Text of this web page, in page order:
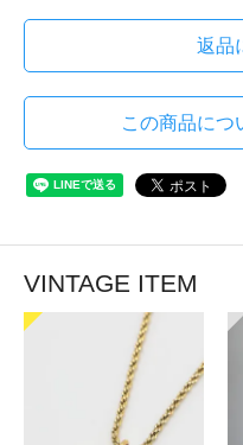
返品
この商品につ
VINTAGE ITEM